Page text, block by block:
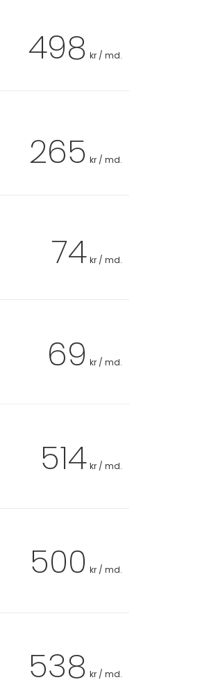
498 kr / md.
265 kr / md.
74 kr / md.
69 kr / md.
514 kr / md.
500 kr / md.
538 kr / md.